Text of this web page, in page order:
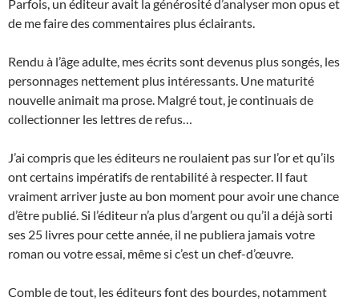
Parfois, un éditeur avait la générosité d’analyser mon opus et
de me faire des commentaires plus éclairants.
Rendu à l’âge adulte, mes écrits sont devenus plus songés, les
personnages nettement plus intéressants. Une maturité
nouvelle animait ma prose. Malgré tout, je continuais de
collectionner les lettres de refus…
J’ai compris que les éditeurs ne roulaient pas sur l’or et qu’ils
ont certains impératifs de rentabilité à respecter. Il faut
vraiment arriver juste au bon moment pour avoir une chance
d’être publié. Si l’éditeur n’a plus d’argent ou qu’il a déjà sorti
ses 25 livres pour cette année, il ne publiera jamais votre
roman ou votre essai, même si c’est un chef-d’œuvre.
Comble de tout, les éditeurs font des bourdes, notamment